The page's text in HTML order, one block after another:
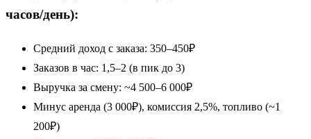
часов/день):
Средний доход с заказа: 350–450₽
Заказов в час: 1,5–2 (в пик до 3)
Выручка за смену: ~4 500–6 000₽
Минус аренда (3 000₽), комиссия 2,5%, топливо (~1
200₽)